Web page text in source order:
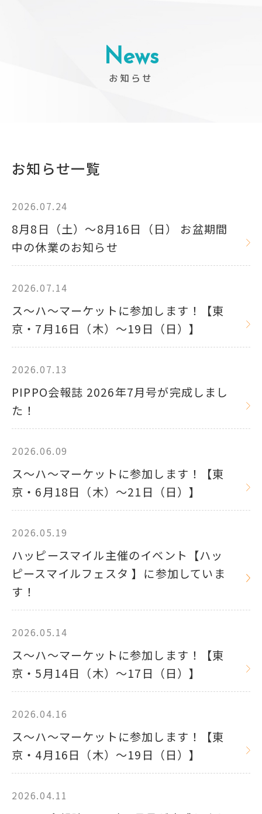
News
お知らせ
お知らせ一覧
2026.07.24
8月8日（土）～8月16日（日） お盆期間
中の休業のお知らせ
2026.07.14
ス～ハ～マーケットに参加します！【東
京・7月16日（木）～19日（日）】
2026.07.13
PIPPO会報誌 2026年7月号が完成しまし
た！
2026.06.09
ス～ハ～マーケットに参加します！【東
京・6月18日（木）～21日（日）】
2026.05.19
ハッピースマイル主催のイベント【ハッ
ピースマイルフェスタ 】に参加していま
す！
2026.05.14
ス～ハ～マーケットに参加します！【東
京・5月14日（木）～17日（日）】
2026.04.16
ス～ハ～マーケットに参加します！【東
京・4月16日（木）～19日（日）】
2026.04.11